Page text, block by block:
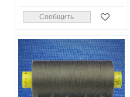
Сообщить